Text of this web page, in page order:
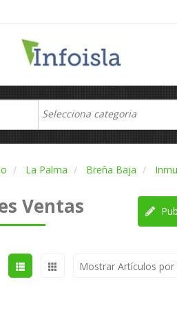
La Palma Breña Baja
Ventas
Mostrar Artículos por